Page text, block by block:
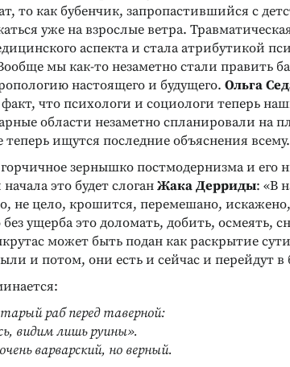
то как бубенчик, запропастившийся с
уже на взрослые ветра.
аспекта и стала атрибутикой
мы как-то незаметно стали править
настоящего и будущего. Ольга
что психологи и социологи теперь
области незаметно спланировали на
теперь ищутся последние объяснения всему.
зернышко постмодернизма и
это будет слоганЖака Дерриды: «В
не цело, крошится, перемешано,
ущерба это доломать, добить, осмеять,
может быть подан как раскрытие
и потом, они есть и сейчас и перейдут в
раб перед таверной:
видим лишь руины».
варварский, но верный.